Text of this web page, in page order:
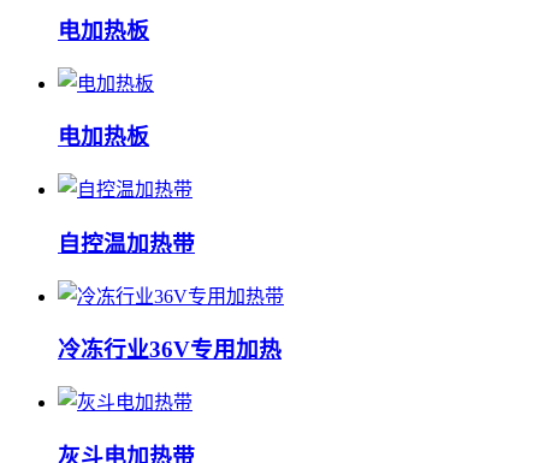
电加热板
电加热板
自控温加热带
冷冻行业36V专用加热
灰斗电加热带